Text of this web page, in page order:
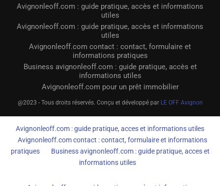
Avignonleoff.com : guide pratique, accès et informations
utiles
Avignonleoff.com : guide pratique, accès et informations
utiles
Avignonleoff.com contact : contact, formulaire et
informations pratiques
Business avignonleoff.com : guide pratique, accès et
informations utiles
Avignonleoff.com pour un prêt immobilier
@2023 - Tous droits réservés. Conçu et développé par LE OFF Avignon
Avignonleoff.com : guide pratique, acces et informations utiles
Avignonleoff.com contact : contact, formulaire et informations
pratiques
Business avignonleoff.com : guide pratique, acces et
informations utiles